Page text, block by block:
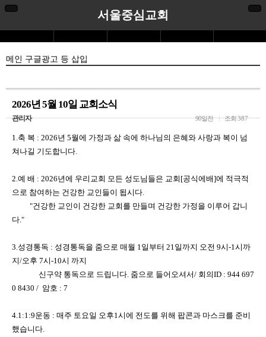
서울중심교회
메인 구글광고 등 삽입
2026년 5월 10일 교회소식
관리자 조회387
90일전
1.축 복 : 2026년 5월에 가정과 삶 속에 하나님의 은혜와 사랑과 복이 넘
쳐나길 기도합니다.
2.예 배 : 2026년에 우리교회 모든 성도님들은 교회[공식에배]에 적극적
으로 참여하는 건강한 교인들이 됩시다.
"건강한 교인이 건강한 교회를 만들며 건강한 가정을 이루어 갑니
다."
3.성경통독 : 성경통독을 줌으로 매월 1일부터 21일까지 오전 9시-1시까
지/오후 7시-10시 까지
신구약 통독으로 드립니다. 줌으로 들어오셔서/ 회의ID : 944 697
0 8430 / 암호 : 7
4.1:1:9운동 : 매주 토요일 오후1시에 전도를 위해 팝콘과 마스크를 준비
했습니다.